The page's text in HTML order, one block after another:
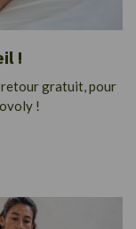
!
retour gratuit, pour
!